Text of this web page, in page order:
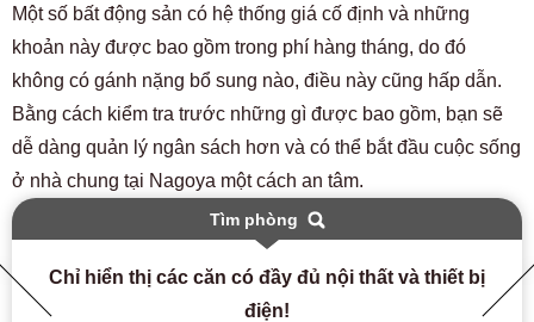
Một số bất động sản có hệ thống giá cố định và những
khoản này được bao gồm trong phí hàng tháng, do đó
không có gánh nặng bổ sung nào, điều này cũng hấp dẫn.
Bằng cách kiểm tra trước những gì được bao gồm, bạn sẽ
dễ dàng quản lý ngân sách hơn và có thể bắt đầu cuộc sống
ở nhà chung tại Nagoya một cách an tâm.
Tìm phòng
Chỉ hiển thị các căn có đầy đủ nội thất và thiết bị
điện!